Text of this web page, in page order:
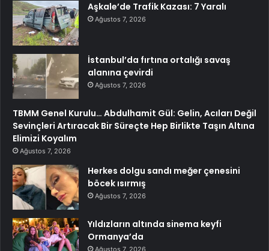
Aşkale’de Trafik Kazası: 7 Yaralı
Ağustos 7, 2026
İstanbul’da fırtına ortalığı savaş
alanına çevirdi
Ağustos 7, 2026
TBMM Genel Kurulu… Abdulhamit Gül: Gelin, Acıları Değil
Sevinçleri Artıracak Bir Süreçte Hep Birlikte Taşın Altına
Elimizi Koyalım
Ağustos 7, 2026
Herkes dolgu sandı meğer çenesini
böcek ısırmış
Ağustos 7, 2026
Yıldızların altında sinema keyfi
Ormanya’da
Ağustos 7, 2026